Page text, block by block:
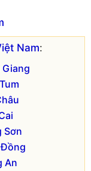
Nam:
Giang
Sơn
Đồng
An